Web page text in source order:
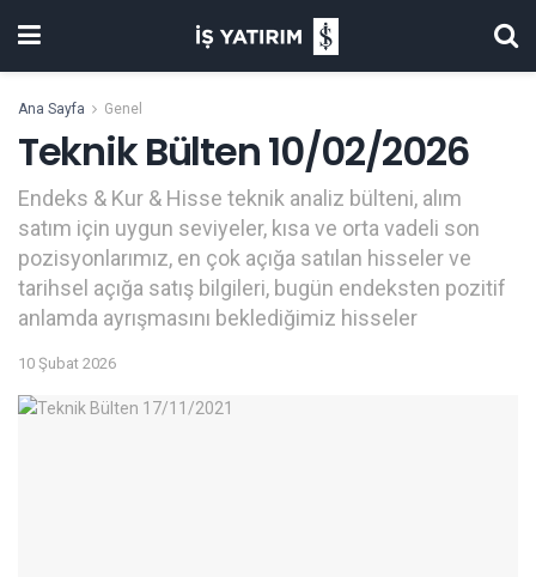
Ana Sayfa Genel
Teknik Bülten 10/02/2026
Endeks & Kur & Hisse teknik analiz bülteni, alım
satım için uygun seviyeler, kısa ve orta vadeli son
pozisyonlarımız, en çok açığa satılan hisseler ve
tarihsel açığa satış bilgileri, bugün endeksten pozitif
anlamda ayrışmasını beklediğimiz hisseler
10 Şubat 2026